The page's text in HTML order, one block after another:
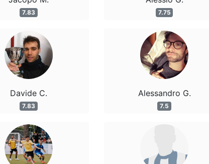
7.83
Davide C.
7.83
7.75
Alessandro G.
7.5